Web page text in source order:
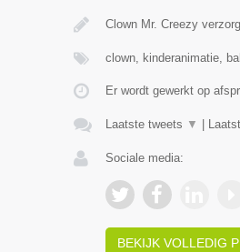
Clown Mr. Creezy
clown, kinderanimatie,
Er wordt gewerkt op
Laatste tweets ▼
Sociale media:
BEKIJK VOLLEDIG